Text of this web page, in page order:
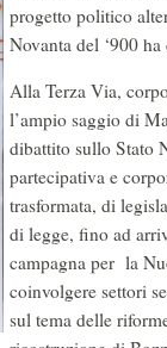
progetto politico
Novanta del ‘900
Alla Terza Via,
l’ampio saggio di
dibattito sullo Stato
partecipativa e
trasformata, di
di legge, fino ad
campagna per la
coinvolgere settori
sul tema delle